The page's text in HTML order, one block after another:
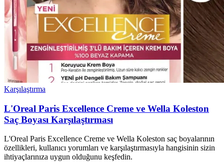
Karşılaştırma
L'Oreal Paris Excellence Creme ve Wella Koleston
Saç Boyası Karşılaştırması
L'Oreal Paris Excellence Creme ve Wella Koleston saç boyalarının
özellikleri, kullanıcı yorumları ve karşılaştırmasıyla hangisinin sizin
ihtiyaçlarınıza uygun olduğunu keşfedin.